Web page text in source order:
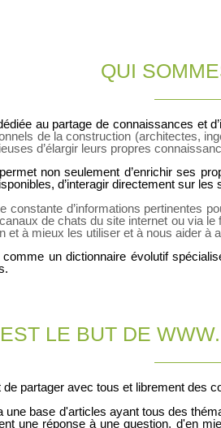
QUI
au partage de connaissances et
de la construction (architectes,
d’élargir leurs propres
non seulement d’enrichir ses
d’interagir directement sur les
constante d’informations pertinentes
de chats du site internet ou via
à mieux les utiliser et à nous aider à
un dictionnaire évolutif
LE BUT DE
partager avec tous et librement des
base d'articles ayant tous des
une réponse à une question, d'en